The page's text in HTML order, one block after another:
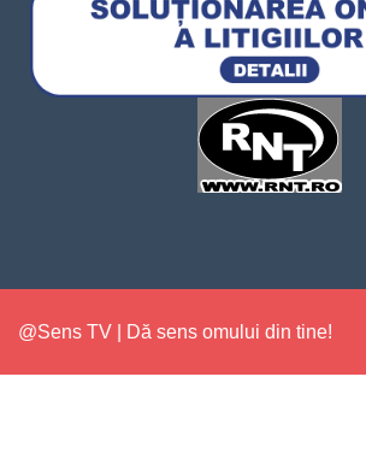
@Sens TV | Dă sens omului din tine!